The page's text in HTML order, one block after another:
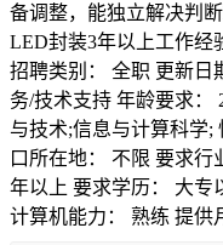
备调整，能独立解决判
LED封装3年以上工作经
招聘类别： 全职 更新日
务/技术支持 年龄要求：
与技术;信息与计算科学;
口所在地： 不限 要求行
年以上 要求学历： 大专
计算机能力： 熟练 提供